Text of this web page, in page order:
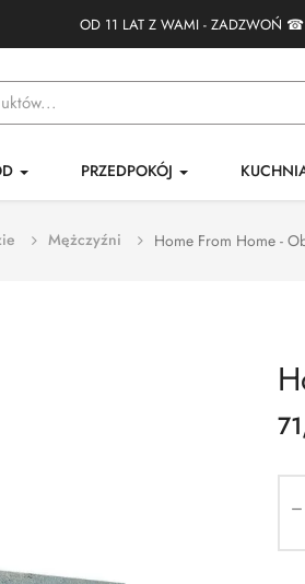
OD 11 LAT Z WAMI - ZADZWOŃ ☎
PRZEDPOKÓJ
Mężczyźni Home From Home -